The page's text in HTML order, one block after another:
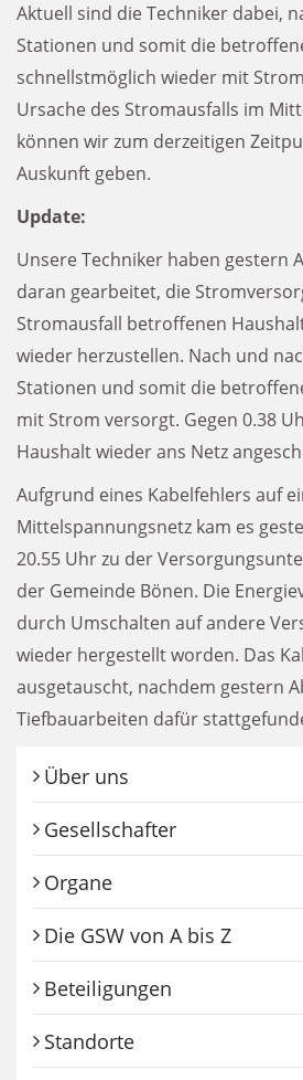
Aktuell sind die Techniker dabei,
Stationen und somit die
schnellstmöglich wieder mit
Ursache des Stromausfalls im
können wir zum derzeitigen
Auskunft geben.
Update:
Unsere Techniker haben gestern
daran gearbeitet, die
Stromausfall betroffenen
wieder herzustellen. Nach und
Stationen und somit die
mit Strom versorgt. Gegen 0.38
Haushalt wieder ans Netz
Aufgrund eines Kabelfehlers auf
Mittelspannungsnetz kam es
20.55 Uhr zu der
der Gemeinde Bönen. Die
durch Umschalten auf andere
wieder hergestellt worden. Das
ausgetauscht, nachdem gestern
Tiefbauarbeiten dafür
Über uns
Gesellschafter
Organe
Die GSW von A bis Z
Beteiligungen
Standorte